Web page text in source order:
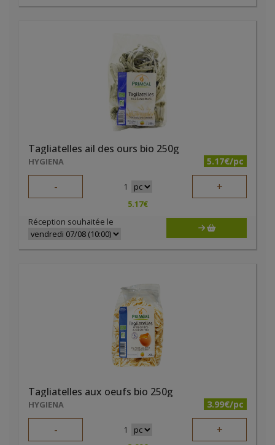
Tagliatelles ail des ours bio 250g
HYGIENA 5.17€/pc
- 1 +
5.17€
Réception souhaitée le
Tagliatelles aux oeufs bio 250g
HYGIENA 3.99€/pc
- 1 +